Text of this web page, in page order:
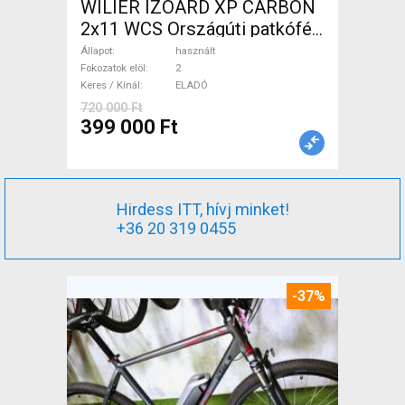
WILIER IZOARD XP CARBON
2x11 WCS Országúti patkófék
használt ELADÓ
Állapot
használt
Fokozatok elöl
2
Keres / Kínál
ELADÓ
720 000 Ft
399 000 Ft
Hirdess ITT, hívj minket!
+36 20 319 0455
-37%